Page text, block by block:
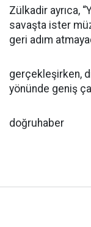
Zülkadir ayrıca,
savaşta ister
geri adım
gerçekleşirken,
yönünde geniş
doğruhaber